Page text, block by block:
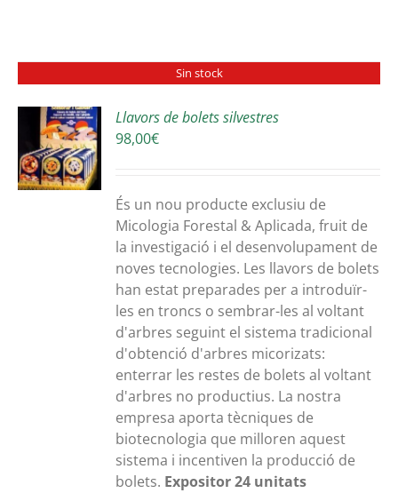
Sin stock
Llavors de bolets silvestres
98,00€
És un nou producte exclusiu de
Micologia Forestal & Aplicada, fruit de
la investigació i el desenvolupament de
noves tecnologies. Les llavors de bolets
han estat preparades per a introduïr-
les en troncs o sembrar-les al voltant
d'arbres seguint el sistema tradicional
d'obtenció d'arbres micorizats:
enterrar les restes de bolets al voltant
d'arbres no productius. La nostra
empresa aporta tècniques de
biotecnologia que milloren aquest
sistema i incentiven la producció de
bolets. Expositor 24 unitats